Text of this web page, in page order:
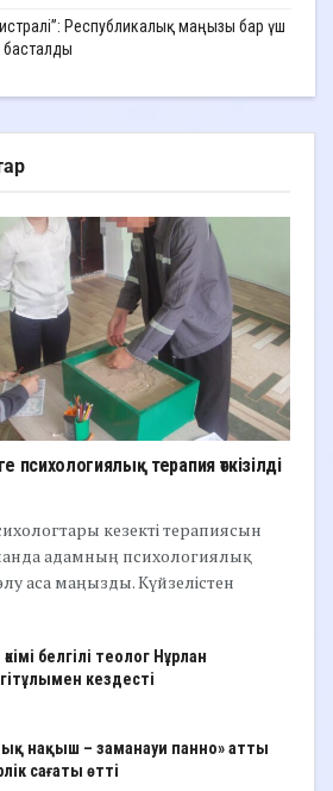
Республикалық маңызы бар үш
психологиялық терапия өткізілді
кезекті терапиясын
адамның психологиялық
аса маңызды. Күйзелістен
белгілі теолог Нұрлан
кездесті
нақыш – заманауи панно» атты
сағаты өтті